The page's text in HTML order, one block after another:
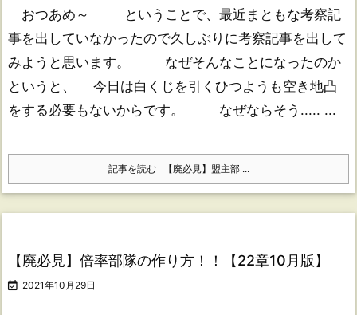
おつあめ～ ということで、最近まともな考察記
事を出していなかったので久しぶりに考察記事を出して
みようと思います。 なぜそんなことになったのか
というと、 今日は白くじを引くひつようも空き地凸
をする必要もないからです。 なぜならそう..... ...
記事を読む 【廃必見】盟主部 ...
【廃必見】倍率部隊の作り方！！【22章10月版】
 2021年10月29日